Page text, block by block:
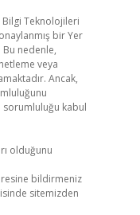
Bilgi Teknolojileri
bir Yer
Bu nedenle,
veya
Ancak,
sorumluluğu kabul
olduğunu
bildirmeniz
sitemizden